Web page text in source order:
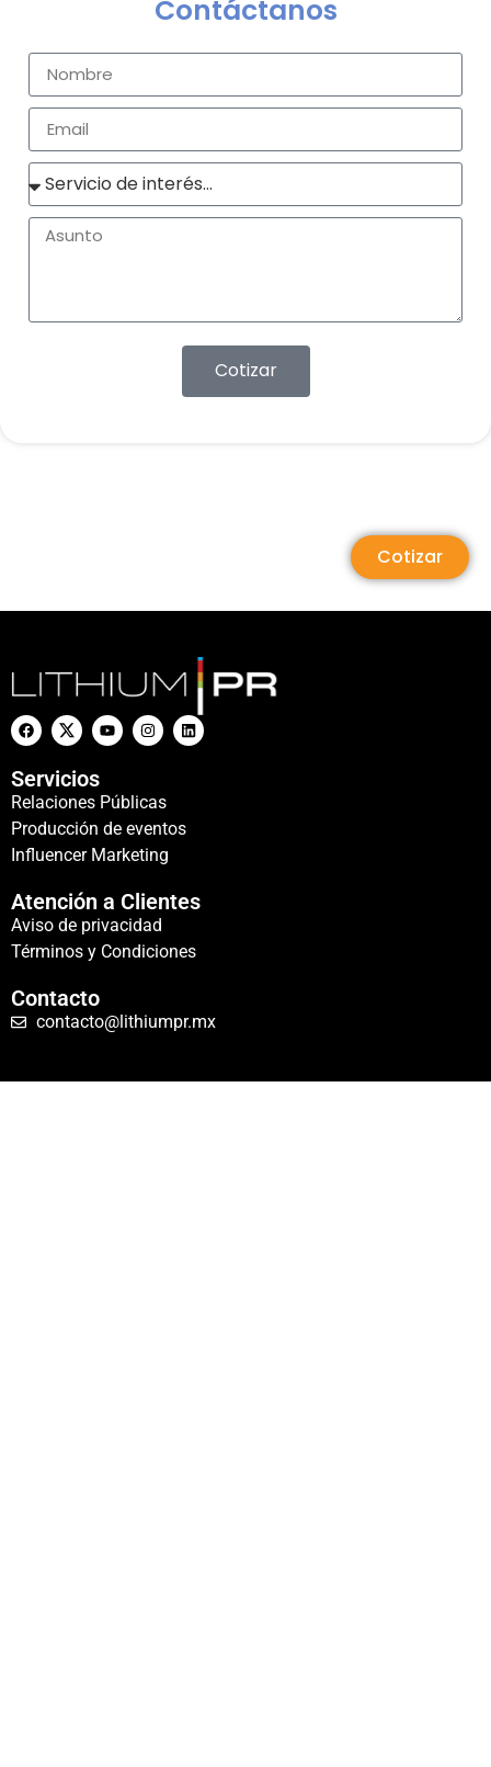
Contáctanos
Cotizar
Cotizar
Servicios
Relaciones Públicas
Producción de eventos
Influencer Marketing
Atención a Clientes
Aviso de privacidad
Términos y Condiciones
Contacto
contacto@lithiumpr.mx